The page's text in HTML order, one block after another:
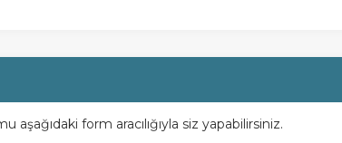
aşağıdaki form aracılığıyla siz yapabilirsiniz.